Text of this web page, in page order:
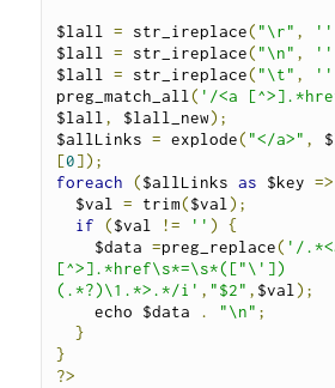
$lall = str_ireplace( "\r" , ''
$lall = str_ireplace( "\n" , ''
$lall = str_ireplace( "\t" , ''
preg_match_all( '/<a
$lall, $lall_new);
$allLinks = explode( "</a>" ,
[0]);
foreach
($allLinks as $key =>
  $val
= trim($val);
if
($val != '' )
{
    $data
=preg_replace( '/
[^>].*href\s*=\s*(["\'])
(.*?)\1.*>.*/i' , "$2" , $val);
    echo $data
. "\n" ;
}
}
?>